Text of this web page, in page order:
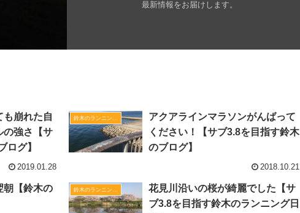
最新情報をお届けします。
も崩れた自
の強さ【サ
ログ】
2019.01.28
鈴木のランニング日記
アクアラインマラソンがんばって
ください！【サブ3.8を目指す鈴木
のブログ】
2018.10.21
朝【鈴木の
鈴木のランニング日記
花見川沿いの桜が綺麗でした【サ
ブ3.8を目指す鈴木のランニング日